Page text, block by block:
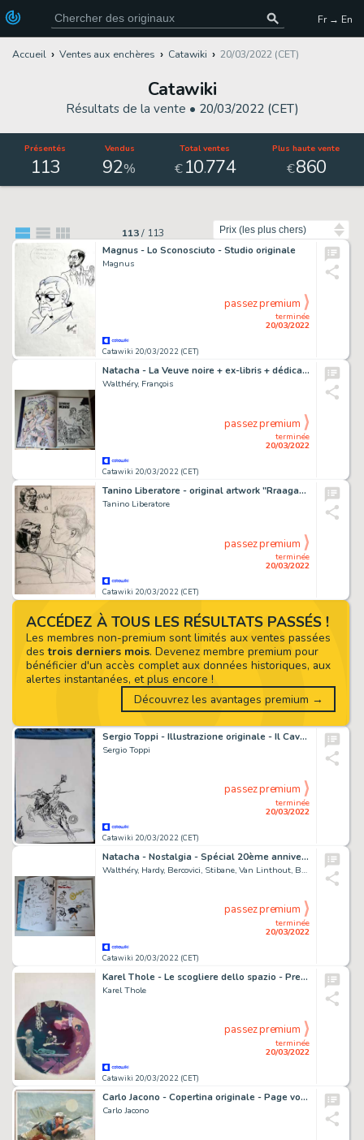
Fr → En
Accueil Ventes aux enchères Catawiki 20/03/2022 (CET)
Catawiki
Résultats de la vente • 20/03/2022 (CET)
Présentés
113
Vendus
92%
Total ventes
€ 10.774
Plus haute vente
€860
113/ 113
Magnus - Lo Sconosciuto - Studio originale
Magnus
Catawiki 20/03/2022 (CET)
terminée
20/03/2022
passez premium
Natacha - La Veuve noire + ex-libris + dédicace en couleur - TT - Cartonné - EO - (1997/2019)
Walthéry, François
Catawiki 20/03/2022 (CET)
terminée
20/03/2022
passez premium
Tanino Liberatore - original artwork "Rraagah!" - Page volante - Exemplaire unique
Tanino Liberatore
Catawiki 20/03/2022 (CET)
terminée
20/03/2022
passez premium
Sergio Toppi - Illustrazione originale - Il Cavaliere - anni 80/90 - Page volante
Sergio Toppi
Catawiki 20/03/2022 (CET)
terminée
20/03/2022
passez premium
Natacha - Nostalgia - Spécial 20ème anniversaire avec collectif de 13 dédicaces - C - EO - (1990)
Walthéry, Hardy, Bercovici, Stibane, Van Linthout, Batem, Wasterlain, Renaud, Margerin, Dany,
Catawiki 20/03/2022 (CET)
terminée
20/03/2022
passez premium
Karel Thole - Le scogliere dello spazio - Preliminare per Urania - Page volante - Exemplaire unique - (1964)
Karel Thole
Catawiki 20/03/2022 (CET)
terminée
20/03/2022
passez premium
Carlo Jacono - Copertina originale - Page volante
Carlo Jacono
ACCÉDEZ À TOUS LES RÉSULTATS PASSÉS !
Les membres non-premium sont limités aux ventes passées
destrois derniers mois. Devenez membre premium pour
bénéficier d'un accès complet aux données historiques, aux
alertes instantanées, et plus encore !
Découvrez les avantages premium →